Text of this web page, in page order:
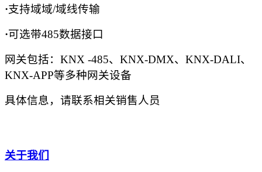
·支持域域/域线传输
·可选带485数据接口
网关包括：KNX -485、KNX-DMX、KNX-DALI、
KNX-APP等多种网关设备
具体信息，请联系相关销售人员
关于我们